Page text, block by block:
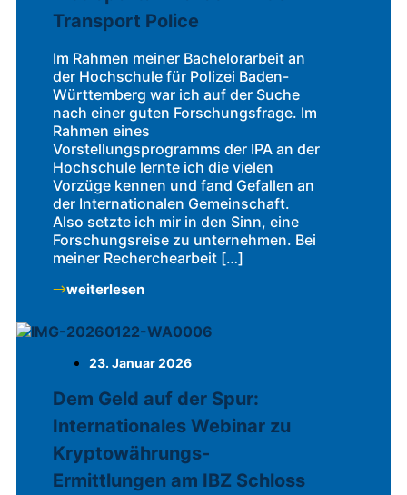
Transport Police
Im Rahmen meiner Bachelorarbeit an
der Hochschule für Polizei Baden-
Württemberg war ich auf der Suche
nach einer guten Forschungsfrage. Im
Rahmen eines
Vorstellungsprogramms der IPA an der
Hochschule lernte ich die vielen
Vorzüge kennen und fand Gefallen an
der Internationalen Gemeinschaft.
Also setzte ich mir in den Sinn, eine
Forschungsreise zu unternehmen. Bei
meiner Recherchearbeit […]
weiterlesen
23. Januar 2026
Dem Geld auf der Spur:
Internationales Webinar zu
Kryptowährungs-
Ermittlungen am IBZ Schloss